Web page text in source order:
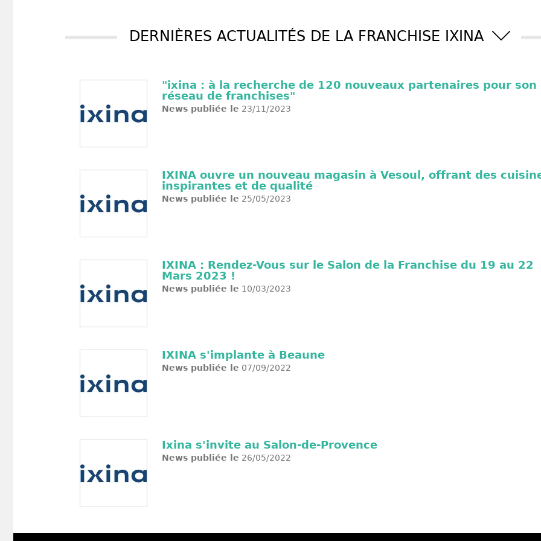
DERNIÈRES ACTUALITÉS DE LA FRANCHISE IXINA
"ixina : à la recherche de 120 nouveaux partenaires pour son
réseau de franchises"
News publiée le 23/11/2023
IXINA ouvre un nouveau magasin à Vesoul, offrant des
inspirantes et de qualité
News publiée le 25/05/2023
IXINA : Rendez-Vous sur le Salon de la Franchise du 19 au 22
Mars 2023 !
News publiée le 10/03/2023
IXINA s'implante à Beaune
News publiée le 07/09/2022
Ixina s'invite au Salon-de-Provence
News publiée le 26/05/2022